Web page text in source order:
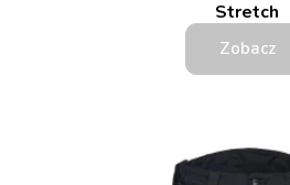
Stretch
Zobacz